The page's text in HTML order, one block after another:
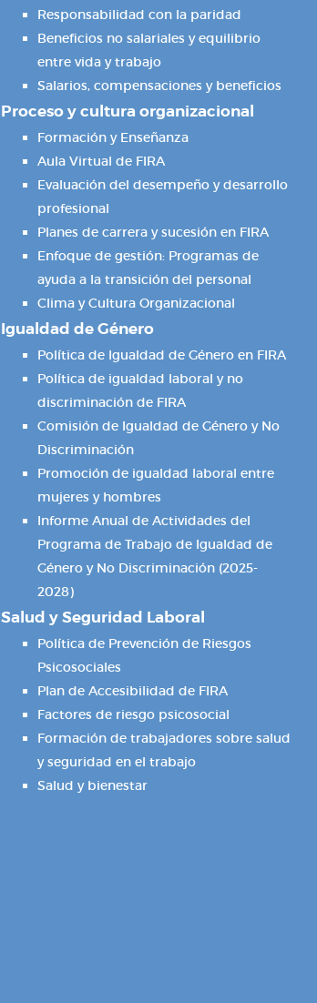
Responsabilidad con la paridad
Beneficios no salariales y equilibrio
entre vida y trabajo
Salarios, compensaciones y beneficios
Proceso y cultura organizacional
Formación y Enseñanza
Aula Virtual de FIRA
Evaluación del desempeño y desarrollo
profesional
Planes de carrera y sucesión en FIRA
Enfoque de gestión: Programas de
ayuda a la transición del personal
Clima y Cultura Organizacional
Igualdad de Género
Política de Igualdad de Género en FIRA
Política de igualdad laboral y no
discriminación de FIRA
Comisión de Igualdad de Género y No
Discriminación
Promoción de igualdad laboral entre
mujeres y hombres
Informe Anual de Actividades del
Programa de Trabajo de Igualdad de
Género y No Discriminación (2025-
2028)
Salud y Seguridad Laboral
Política de Prevención de Riesgos
Psicosociales
Plan de Accesibilidad de FIRA
Factores de riesgo psicosocial
Formación de trabajadores sobre salud
y seguridad en el trabajo
Salud y bienestar